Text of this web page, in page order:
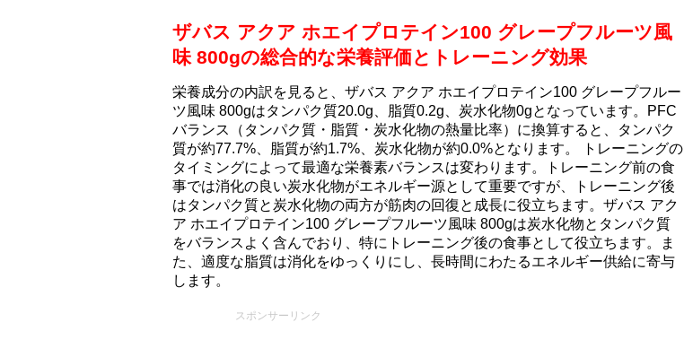
ザバス アクア ホエイプロテイン100 グレープフルーツ風
味 800gの総合的な栄養評価とトレーニング効果
栄養成分の内訳を見ると、ザバス アクア ホエイプロテイン100 グレープフルー
ツ風味 800gはタンパク質20.0g、脂質0.2g、炭水化物0gとなっています。PFC
バランス（タンパク質・脂質・炭水化物の熱量比率）に換算すると、タンパク
質が約77.7%、脂質が約1.7%、炭水化物が約0.0%となります。 トレーニングの
タイミングによって最適な栄養素バランスは変わります。トレーニング前の食
事では消化の良い炭水化物がエネルギー源として重要ですが、トレーニング後
はタンパク質と炭水化物の両方が筋肉の回復と成長に役立ちます。ザバス アク
ア ホエイプロテイン100 グレープフルーツ風味 800gは炭水化物とタンパク質
をバランスよく含んでおり、特にトレーニング後の食事として役立ちます。ま
た、適度な脂質は消化をゆっくりにし、長時間にわたるエネルギー供給に寄与
します。
スポンサーリンク